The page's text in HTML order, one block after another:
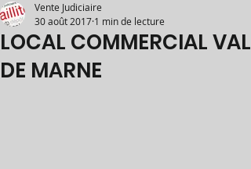
LOCAL COMMERCIAL VAL
DE MARNE
Vente Judiciaire
30 août 2017 1 min de lecture